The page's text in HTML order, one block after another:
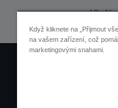
Když kliknete na „Přijmout
na vašem zařízení, což
marketingovými snahami.